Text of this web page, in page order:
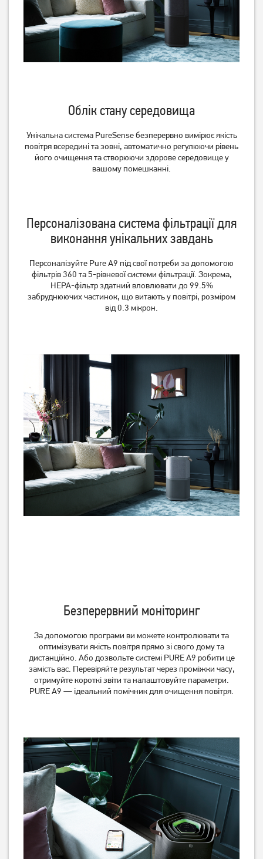
Очищувач повітря Philips
AC0820/10
Немає в наявності
Очищувач повітря Philips
AC2959/53
Немає в наявності
Немає в наявності Немає в наявності
Очисник повітря Esperanza
Air Purifier EHP001
Немає в наявності
Очищувач повітря Philips
AC0850/11
Немає в наявності
Немає в наявності Немає в наявності
Очищувач повітря
Electrolux WA71-305GY
Немає в наявності
Очищувач повітря
Electrolux PA91-404GY
Немає в наявності
Облік стану середовища
Унікальна система PureSense безперервно вимірює якість
повітря всередині та зовні, автоматично регулюючи рівень
його очищення та створюючи здорове середовище у
вашому помешканні.
Персоналізована система фільтрації для
виконання унікальних завдань
Персоналізуйте Pure A9 під свої потреби за допомогою
фільтрів 360 та 5-рівневої системи фільтрації. Зокрема,
HEPA-фільтр здатний вловлювати до 99.5%
забруднюючих частинок, що витають у повітрі, розміром
від 0.3 мікрон.
Безперервний моніторинг
За допомогою програми ви можете контролювати та
оптимізувати якість повітря прямо зі свого дому та
дистанційно. Або дозвольте системі PURE A9 робити це
замість вас. Перевіряйте результат через проміжки часу,
отримуйте короткі звіти та налаштовуйте параметри.
PURE A9 — ідеальний помічник для очищення повітря.